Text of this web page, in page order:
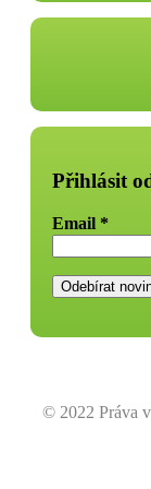
Přihlásit
Email *
© 2022 Práva